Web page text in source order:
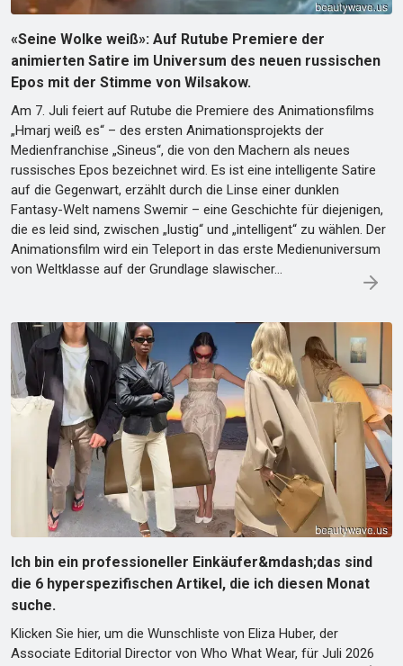
«Seine Wolke weiß»: Auf Rutube Premiere der
animierten Satire im Universum des neuen russischen
Epos mit der Stimme von Wilsakow.
Am 7. Juli feiert auf Rutube die Premiere des Animationsfilms
„Hmarj weiß es“ – des ersten Animationsprojekts der
Medienfranchise „Sineus“, die von den Machern als neues
russisches Epos bezeichnet wird. Es ist eine intelligente Satire
auf die Gegenwart, erzählt durch die Linse einer dunklen
Fantasy-Welt namens Swemir – eine Geschichte für diejenigen,
die es leid sind, zwischen „lustig“ und „intelligent“ zu wählen. Der
Animationsfilm wird ein Teleport in das erste Medienuniversum
von Weltklasse auf der Grundlage slawischer…
Ich bin ein professioneller Einkäufer&mdash;das sind
die 6 hyperspezifischen Artikel, die ich diesen Monat
suche.
Klicken Sie hier, um die Wunschliste von Eliza Huber, der
Associate Editorial Director von Who What Wear, für Juli 2026